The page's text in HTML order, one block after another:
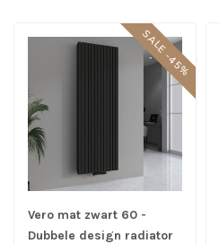
SALE -45%
Vero mat zwart 60 -
Dubbele design radiator